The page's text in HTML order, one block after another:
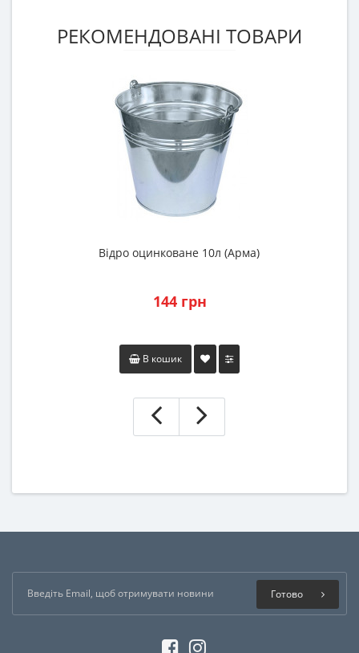
РЕКОМЕНДОВАНІ ТОВАРИ
Відро оцинковане 10л (Арма)
144 грн
В кошик
Готово